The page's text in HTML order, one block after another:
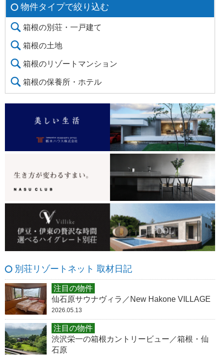
物件タイプで絞り込む
箱根の別荘・一戸建て
箱根の土地
箱根のリゾートマンション
箱根の保養所・ホテル
別荘リゾートネット 取材日記
注目の物件
仙石原サウナヴィラ／New Hakone VILLAGE
2026.05.13
注目の物件
渋沢栄一の箱根カントリービュー／箱根・仙
石原